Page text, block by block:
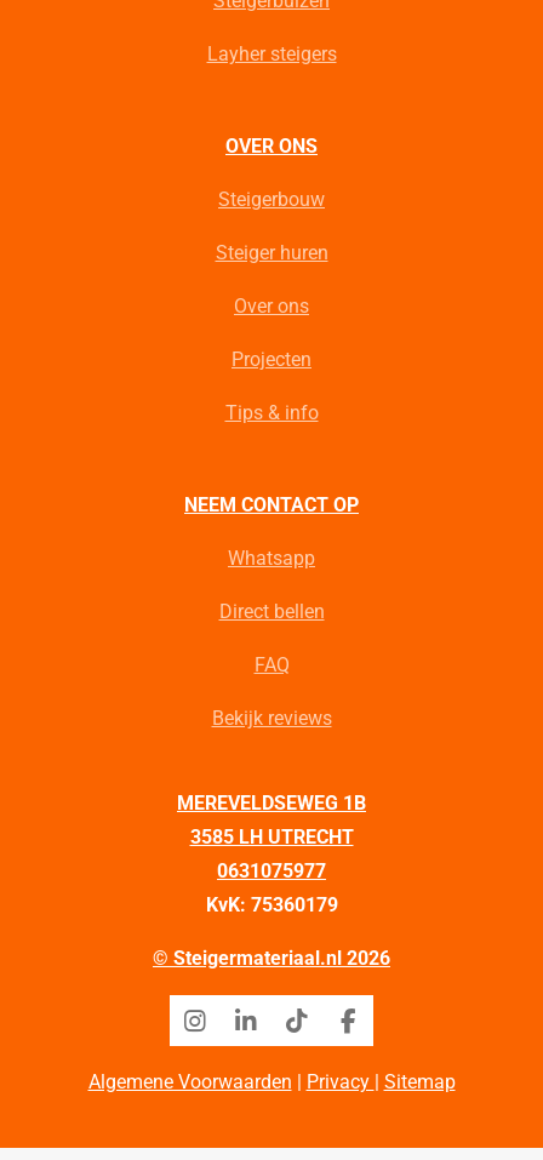
Layher steigers
OVER ONS
Steigerbouw
Steiger huren
Over ons
Projecten
Tips & info
NEEM CONTACT OP
Whatsapp
Direct bellen
FAQ
Bekijk reviews
MEREVELDSEWEG 1B
3585 LH UTRECHT
0631075977
KvK: 75360179
© Steigermateriaal.nl 2026
I
n
s
g
L
i
n
d
T
i
k
k
F
a
c
o
Algemene Voorwaarden | Privacy | Sitemap